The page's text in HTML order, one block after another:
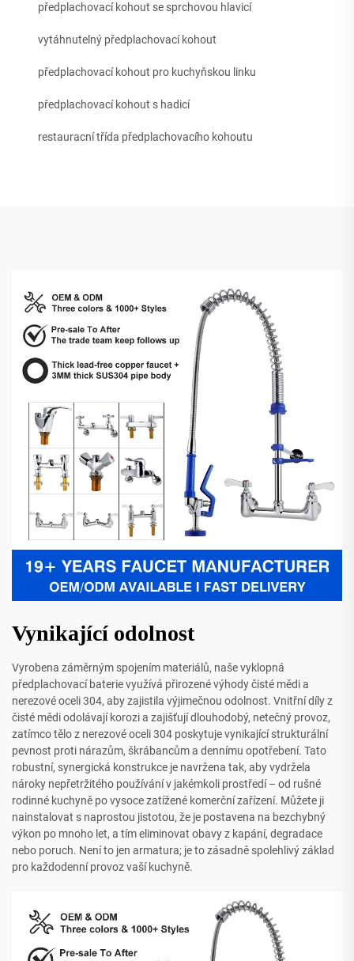
předplachovací kohout se sprchovou hlavicí
vytáhnutelný předplachovací kohout
předplachovací kohout pro kuchyňskou linku
předplachovací kohout s hadicí
restauracní třída předplachovacího kohoutu
Vynikající odolnost
Vyrobena záměrným spojením materiálů, naše vyklopná
předplachovací baterie využívá přirozené výhody čisté mědi a
nerezové oceli 304, aby zajistila výjimečnou odolnost. Vnitřní díly z
čisté mědi odolávají korozi a zajišťují dlouhodobý, netečný provoz,
zatímco tělo z nerezové oceli 304 poskytuje vynikající strukturální
pevnost proti nárazům, škrábancům a dennímu opotřebení. Tato
robustní, synergická konstrukce je navržena tak, aby vydržela
nároky nepřetržitého používání v jakémkoli prostředí – od rušné
rodinné kuchyně po vysoce zatížené komerční zařízení. Můžete ji
nainstalovat s naprostou jistotou, že je postavena na bezchybný
výkon po mnoho let, a tím eliminovat obavy z kapání, degradace
nebo poruch. Není to jen armatura; je to zásadně spolehlivý základ
pro každodenní provoz vaší kuchyně.